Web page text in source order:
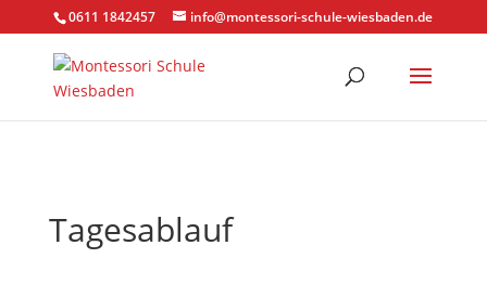
0611 1842457 info@montessori-schule-wiesbaden.de
Tagesablauf